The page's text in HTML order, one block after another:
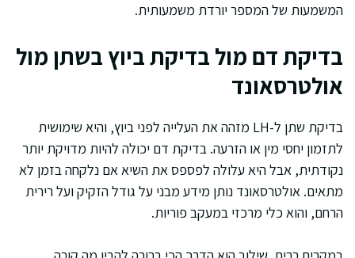
המשמעות של המספר יורדת משמעותית.
בדיקת דם מול בדיקת ביוץ בשתן מול
אולטרסאונד
בדיקת שתן ל-LH מזהה את העלייה לפני ביוץ, והיא שימושית
לתזמון יחסי מין או הזרעה. בדיקת דם יכולה להיות מדויקת יותר
נקודתית, אבל היא עלולה לפספס את השיא אם נלקחה בזמן לא
מתאים. אולטרסאונד נותן מידע מבני על גודל הזקיק ועל רירית
הרחם, והוא כלי מרכזי במעקב פוריות.